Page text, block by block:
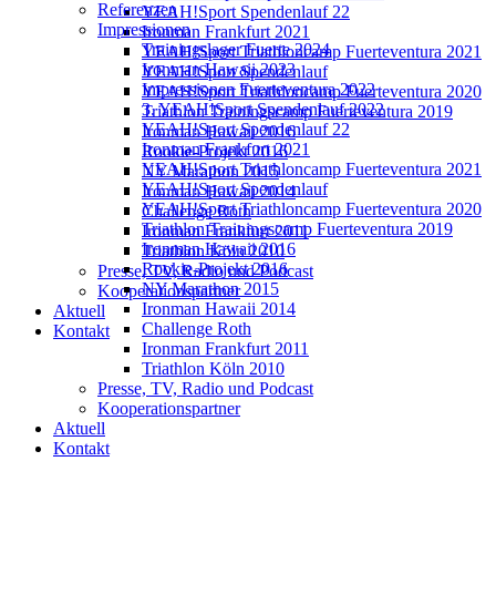
YEAH!Sport Spendenlauf 22
Ironman Frankfurt 2021
YEAH!Sport Triathloncamp Fuerteventura 2021
YEAH!Sport Spendenlauf
YEAH!Sport Triathloncamp Fuerteventura 2020
Triathlon Trainingscamp Fuerteventura 2019
Ironman Hawaii 2016
Rookie-Projekt 2016
NY Marathon 2015
Ironman Hawaii 2014
Challenge Roth
Ironman Frankfurt 2011
Triathlon Köln 2010
Presse, TV, Radio und Podcast
Kooperationspartner
Aktuell
Kontakt
Referenzen
Impressionen
Trainingslager Fuerte 2024
Ironman Hawaii 2023
Impressionen Fuerteventura 2022
3. YEAH!Sport Spendenlauf 2022
YEAH!Sport Spendenlauf 22
Ironman Frankfurt 2021
YEAH!Sport Triathloncamp Fuerteventura 2021
YEAH!Sport Spendenlauf
YEAH!Sport Triathloncamp Fuerteventura 2020
Triathlon Trainingscamp Fuerteventura 2019
Ironman Hawaii 2016
Rookie-Projekt 2016
NY Marathon 2015
Ironman Hawaii 2014
Challenge Roth
Ironman Frankfurt 2011
Triathlon Köln 2010
Presse, TV, Radio und Podcast
Kooperationspartner
Aktuell
Kontakt